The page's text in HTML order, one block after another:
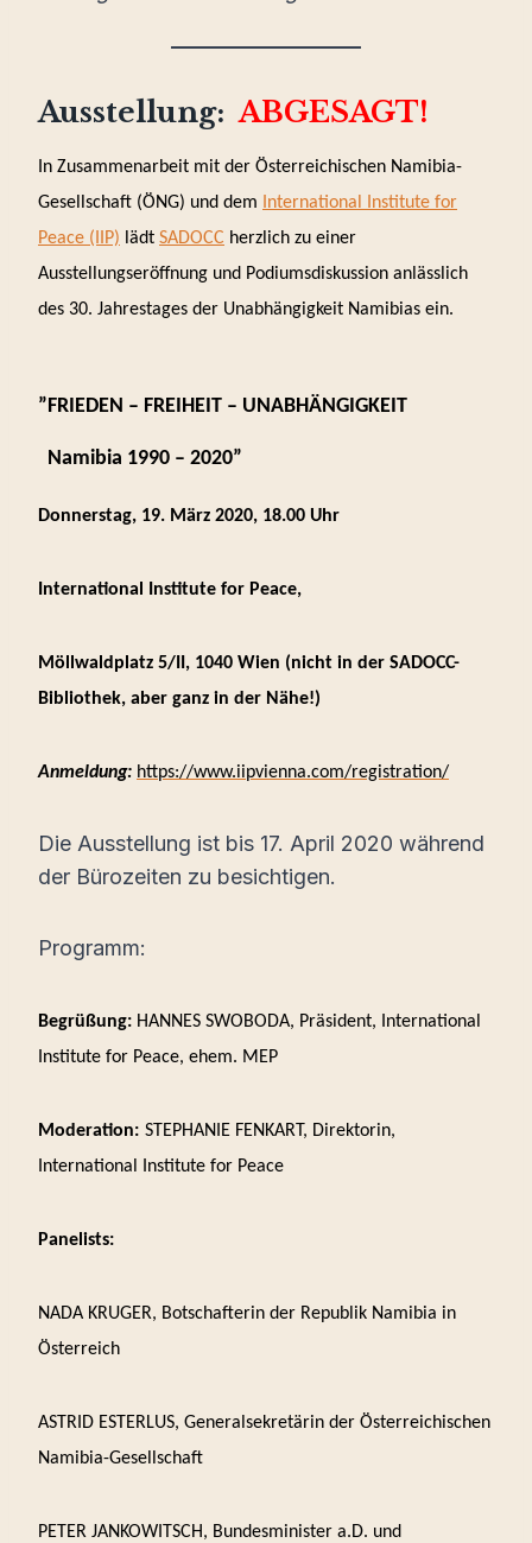
Ausstellung:ABGESAGT!
In Zusammenarbeit mit der Österreichischen Namibia-
Gesellschaft (ÖNG) und dem
International Institute for
Peace (IIP) lädt SADOCC herzlich zu einer
Ausstellungseröffnung und Podiumsdiskussion anlässlich
des 30. Jahrestages der Unabhängigkeit Namibias ein.
”FRIEDEN – FREIHEIT – UNABHÄNGIGKEIT
Namibia 1990 – 2020”
Donnerstag, 19. März 2020, 18.00 Uhr
International Institute for Peace,
Möllwaldplatz 5/II, 1040 Wien (nicht in der SADOCC-
Bibliothek, aber ganz in der Nähe!)
Anmeldung: https://www.iipvienna.com/registration/
Die Ausstellung ist bis 17. April 2020 während
der Bürozeiten zu besichtigen.
Programm:
Begrüßung: HANNES SWOBODA, Präsident, International
Institute for Peace, ehem. MEP
Moderation: STEPHANIE FENKART, Direktorin,
International Institute for Peace
Panelists:
NADA KRUGER, Botschafterin der Republik Namibia in
Österreich
ASTRID ESTERLUS, Generalsekretärin der Österreichischen
Namibia-Gesellschaft
PETER JANKOWITSCH, Bundesminister a.D. und